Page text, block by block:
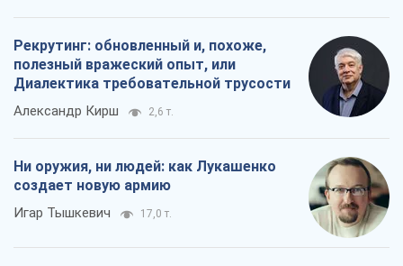
Рекрутинг: обновленный и, похоже,
полезный вражеский опыт, или
Диалектика требовательной трусости
Александр Кирш 2,6 т.
Ни оружия, ни людей: как Лукашенко
создает новую армию
Игар Тышкевич 17,0 т.